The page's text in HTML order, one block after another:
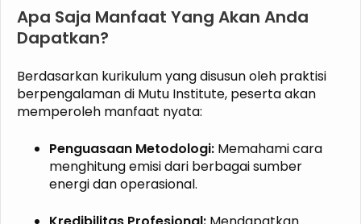
Apa Saja Manfaat Yang Akan Anda
Dapatkan?
Berdasarkan kurikulum yang disusun oleh praktisi
berpengalaman di Mutu Institute, peserta akan
memperoleh manfaat nyata:
Penguasaan Metodologi: Memahami cara
menghitung emisi dari berbagai sumber
energi dan operasional.